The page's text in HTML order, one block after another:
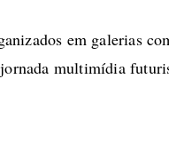
em galerias
multimídia